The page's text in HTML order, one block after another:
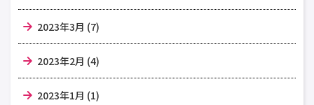
2023年3月 (7)
2023年2月 (4)
2023年1月 (1)